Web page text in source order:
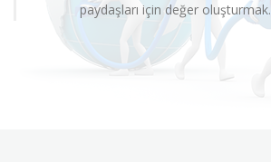
paydaşları için değer oluşturmak.